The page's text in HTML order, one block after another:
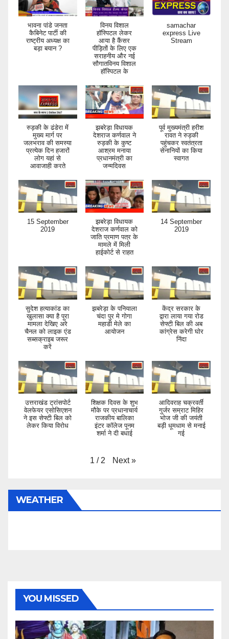
भावना पांडे जनता
कैबिनेट पार्टी की
राष्ट्रीय अध्यक्ष का
बड़ा बयान ?
विनय विशाल
हॉस्पिटल लेकर
आया है कैंसर
पीड़ितों के लिए एक
सराहनीय और नई
सौगातविनय विशाल
हॉस्पिटल के
samachar
express Live
Stream
रुड़की के ढंडेरा में
मुख्य मार्ग पर
जलभराव की समस्या
प्रत्येक दिन हजारों
लोग यहां से
आवाजाही करते
झबरेड़ा विधायक
देशराज कर्णवाल ने
रुड़की के कुष्ट
आश्रम मनाया
प्रधानमंत्री का
जन्मदिवस
पूर्व मुख्यमंत्री हरीश
रावत ने रुड़की
पहुंचकर स्वतंत्रता
सेनानियों का किया
स्वागत
15 September
2019
झबरेड़ा विधायक
देशराज कर्णवाल को
जाति प्रमाण पत्र के
मामले में मिली
हाईकोर्ट से राहत
14 September
2019
सुदेश हत्याकांड का
खुलासा क्या है पूरा
मामला देखिए अरे
चैनल को लाइक एंड
सब्सक्राइब जरूर
करें
झबरेड़ा के पनियाला
चंदा पुर मे गोगा
महाडी मेले का
आयोजन
केंद्र सरकार के
द्वारा लाया गया रोड
सेफ्टी बिल की अब
कांग्रेस करेगी घोर
निंदा
उत्तराखंड ट्रांसपोर्ट
वेलफेयर एसोसिएशन
ने इस सेफ्टी बिल को
लेकर किया विरोध
शिक्षक दिवस के शुभ
मौके पर प्रधानाचार्य
राजकीय बालिका
इंटर कॉलेज पूनम
शर्मा ने दी बधाई
आदिवराह चक्रवर्ती
गुर्जर सम्राट मिहिर
भोज जी की जयंती
बड़ी धूमधाम से मनाई
गई
1 / 2 Next »
WEATHER
YOU MISSED